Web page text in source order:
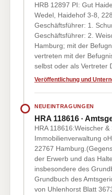
HRB 12897 PI: Gut
Wedel, Haidehof 3-8,
Geschäftsführer: 1.
Geschäftsführer: 2.
Hamburg; mit der
vertreten mit der
selbst oder als Vertreter
Veröffentlichung und
NEUEINTRAGUNGEN
HRA 118616 ·
HRA 118616:Weischer &
Immobilienverwaltung
22767
der Erwerb und das
insbesondere des
Grundbuch des
von Uhlenhorst Blatt